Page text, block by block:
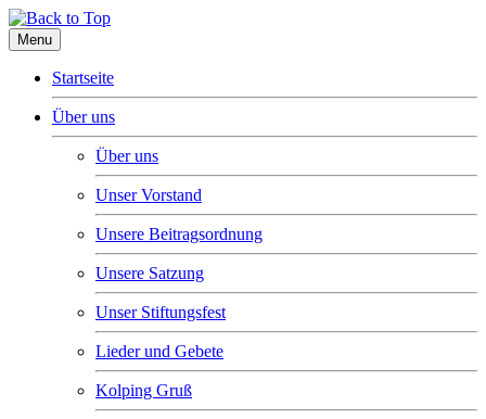
Menu
Startseite
Über uns
Über uns
Unser Vorstand
Unsere Beitragsordnung
Unsere Satzung
Unser Stiftungsfest
Lieder und Gebete
Kolping Gruß